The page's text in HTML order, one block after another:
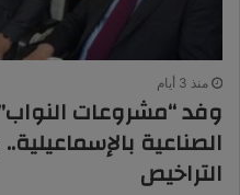
منذ 3 أيام
وفد “مشروعات
الصناعية
التراخيص